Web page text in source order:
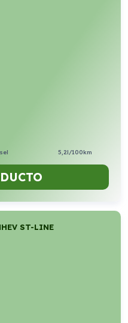
5,2l/100km
ST-LINE